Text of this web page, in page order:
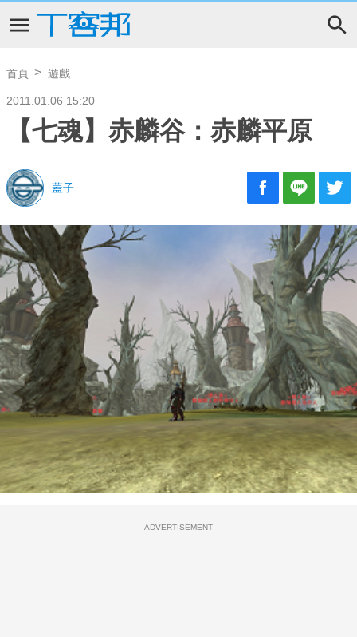
首頁 遊戲
2011.01.06 15:20
【七魂】赤麟谷：赤麟平原
蓋子
ADVERTISEMENT